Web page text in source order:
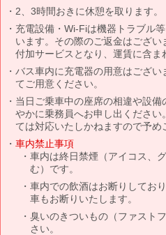
2、3時間おきに休憩を取ります。
充電設備・Wi-Fiは機器トラブル
います。その際のご返金はござ
付加サービスとなり、運賃に含ま
バス車内に充電器の用意はござ
てご用意ください。
当日ご乗車中の座席の相違や設
やかに乗務員へお申し出くださ
ては対応いたしかねますので予め
車内禁止事項
車内は終日禁煙（アイコス、
む）です。
車内での飲酒はお断りしてお
車もお断りいたします。
臭いのきついもの（ファスト
さい。